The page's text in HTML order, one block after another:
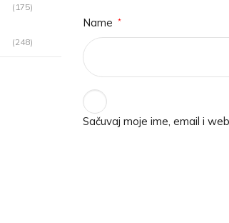
(175)
(248)
Name *
Sačuvaj moje ime, email i